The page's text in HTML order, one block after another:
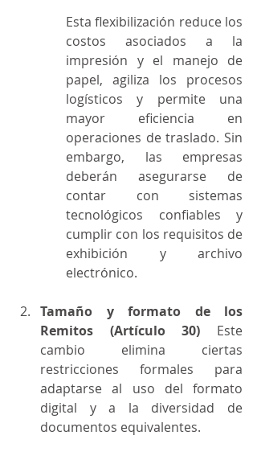
Esta flexibilización reduce los
costos asociados a la
impresión y el manejo de
papel, agiliza los procesos
logísticos y permite una
mayor eficiencia en
operaciones de traslado. Sin
embargo, las empresas
deberán asegurarse de
contar con sistemas
tecnológicos confiables y
cumplir con los requisitos de
exhibición y archivo
electrónico.
Tamaño y formato de los
Remitos (Artículo 30) Este
cambio elimina ciertas
restricciones formales para
adaptarse al uso del formato
digital y a la diversidad de
documentos equivalentes.